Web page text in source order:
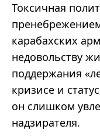
Токсичная
карабахских
недовольству
поддержания
кризисе и
он слишком
надзирателя.